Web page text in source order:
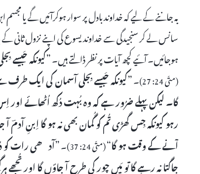
یہ جاننے کے لیے کہ خداوند بادل پر سوار ہوکرآئیں گے
سانس لے کر سنجیدگی سے خداوند یسوع کی اپنے نزول ثانی
ہوجائیں۔ آئیے کچھ آیات پر نظر ڈالتے ہیں۔ ”کیونکہ جَیسے
(متّی 24: 27) ۔ ”کیونکہ جَیسے بِجلی آسمان کی ایک
گا۔ لیکن پہلے ضرُور ہے کہ وہ بُہت دُکھ اُٹھائے
رہو کیونکہ جِس گھڑی تُم کو گُمان بھی نہ ہو گا اِبنِ آدمؔ آ
آنے کے وقت ہو گا“(متّی 24: 37) ۔ ”آدھی رات کو
جاگتا نہ رہے گا تو مَیں چور کی طرح آ جاؤں گا اور